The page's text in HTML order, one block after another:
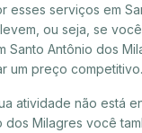
esses serviços em
ou seja, se
Santo Antônio dos
um preço competitivo.
atividade não está
dos Milagres você